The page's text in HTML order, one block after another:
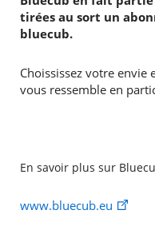
tirées au sort un
bluecub.
Choississez votre envie
vous ressemble en
En savoir plus sur
www.bluecub.eu